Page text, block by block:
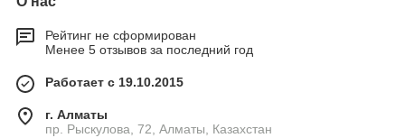
Рейтинг не сформирован
Менее 5 отзывов за последний год
Работает с 19.10.2015
г. Алматы
пр. Рыскулова, 72, Алматы, Казахстан